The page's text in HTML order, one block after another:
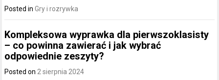
Posted inGry i rozrywka
Kompleksowa wyprawka dla pierwszoklasisty
– co powinna zawierać i jak wybrać
odpowiednie zeszyty?
Posted on 2 sierpnia 2024